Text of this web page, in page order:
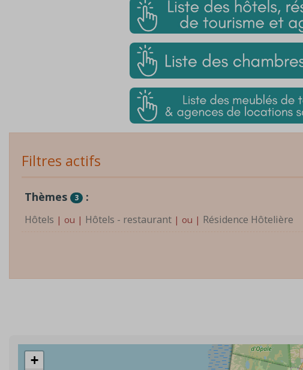
Filtres actifs
Thèmes 3 :
Hôtels | ou | Hôtels - restaurant | ou | Résidence Hôtelière
+